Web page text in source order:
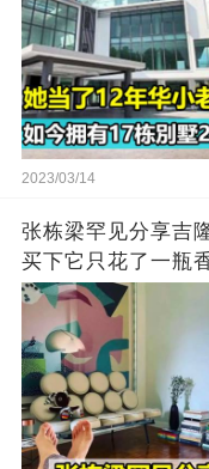
2023/03/14
张栋梁罕见分享吉
买下它只花了一瓶